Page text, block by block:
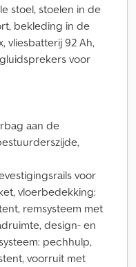
stoel, stoelen in de
bekleding in de
vliesbatterij 92 Ah,
voor
aan de
voor
vloerbedekking:
remsysteem met
design- en
pechhulp,
voorruit met